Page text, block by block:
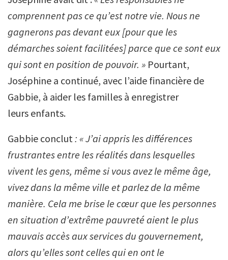
comprennent pas ce qu’est notre vie. Nous ne
gagnerons pas devant eux [pour que les
démarches soient facilitées] parce que ce sont eux
qui sont en position de pouvoir. » Pourtant,
Joséphine a continué, avec l’aide financière de
Gabbie, à aider les familles à enregistrer
leurs enfants.
Gabbie conclut: « J’ai appris les différences
frustrantes entre les réalités dans lesquelles
vivent les gens, même si vous avez le même âge,
vivez dans la même ville et parlez de la même
manière. Cela me brise le cœur que les personnes
en situation d’extrême pauvreté aient le plus
mauvais accès aux services du gouvernement,
alors qu’elles sont celles qui en ont le